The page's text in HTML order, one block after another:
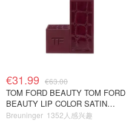
€31.99 €63.00
TOM FORD BEAUTY TOM FORD
BEAUTY LIP COLOR SATIN
MATTE 裸玫瑰口红
Breuninger 1352人感兴趣